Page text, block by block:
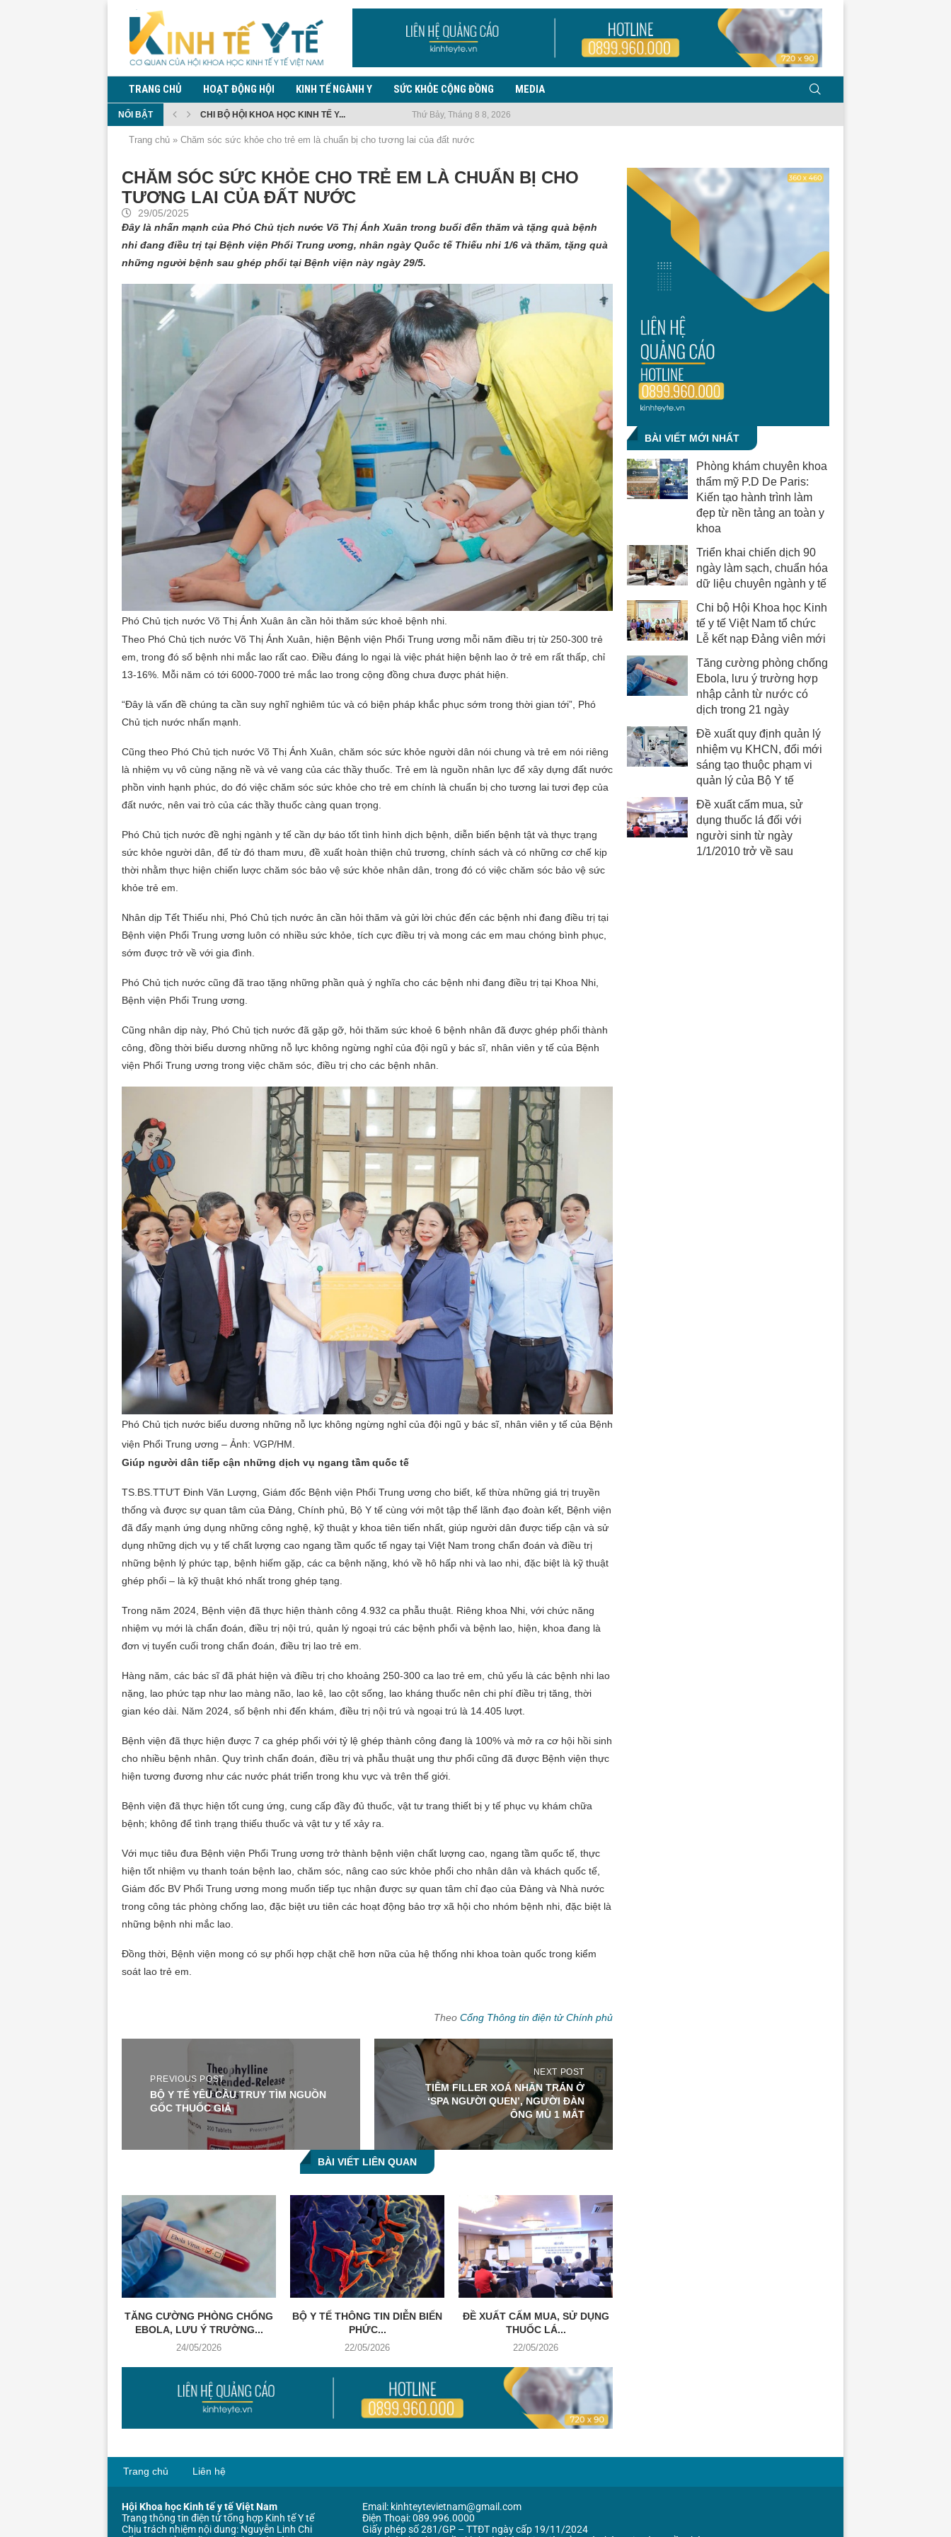
TRANG CHỦ HOẠT ĐỘNG HỘI KINH TẾ NGÀNH Y SỨC KHỎE CỘNG ĐỒNG MEDIA
NỔI BẬT CHI BỘ HỘI KHOA HỌC KINH TẾ Y...
TĂNG CƯỜNG PHÒNG CHỐNG EBOLA, LƯU Ý TRƯỜNG...
ĐỀ XUẤT QUY ĐỊNH QUẢN LÝ NHIỆM VỤ...
ĐỀ XUẤT CẤM MUA, SỬ DỤNG THUỐC LÁ...
BỘ Y TẾ THÔNG TIN DIỄN BIẾN PHỨC...
QUY ĐỊNH GIÁM SÁT TRONG PHÒNG, CHỐNG BỆNH...
KIỂM DỊCH Y TẾ ĐỐI VỚI NGƯỜI NHẬP...
PHÓ THỦ TƯỚNG PHẠM THỊ THANH TRÀ CHIA...
Thứ Bảy, Tháng 8 8, 2026
Trang chủ » Chăm sóc sức khỏe cho trẻ em là chuẩn bị cho tương lai của đất nước
CHĂM SÓC SỨC KHỎE CHO TRẺ EM LÀ CHUẨN BỊ CHO
TƯƠNG LAI CỦA ĐẤT NƯỚC
29/05/2025
Đây là nhấn mạnh của Phó Chủ tịch nước Võ Thị Ánh Xuân trong buổi đến thăm và tặng quà bệnh
nhi đang điều trị tại Bệnh viện Phổi Trung ương, nhân ngày Quốc tế Thiếu nhi 1/6 và thăm, tặng quà
những người bệnh sau ghép phổi tại Bệnh viện này ngày 29/5.
Phó Chủ tịch nước Võ Thị Ánh Xuân ân cần hỏi thăm sức khoẻ bệnh nhi.
Theo Phó Chủ tịch nước Võ Thị Ánh Xuân, hiện Bệnh viện Phổi Trung ương mỗi năm điều trị từ 250-300 trẻ
em, trong đó số bệnh nhi mắc lao rất cao. Điều đáng lo ngại là việc phát hiện bệnh lao ở trẻ em rất thấp, chỉ
13-16%. Mỗi năm có tới 6000-7000 trẻ mắc lao trong cộng đồng chưa được phát hiện.
“Đây là vấn đề chúng ta cần suy nghĩ nghiêm túc và có biện pháp khắc phục sớm trong thời gian tới”, Phó
Chủ tịch nước nhấn mạnh.
Cũng theo Phó Chủ tịch nước Võ Thị Ánh Xuân, chăm sóc sức khỏe người dân nói chung và trẻ em nói riêng
là nhiệm vụ vô cùng nặng nề và vẻ vang của các thầy thuốc. Trẻ em là nguồn nhân lực để xây dựng đất nước
phồn vinh hạnh phúc, do đó việc chăm sóc sức khỏe cho trẻ em chính là chuẩn bị cho tương lai tươi đẹp của
đất nước, nên vai trò của các thầy thuốc càng quan trọng.
Phó Chủ tịch nước đề nghị ngành y tế cần dự báo tốt tình hình dịch bệnh, diễn biến bệnh tật và thực trạng
sức khỏe người dân, để từ đó tham mưu, đề xuất hoàn thiện chủ trương, chính sách và có những cơ chế kịp
thời nhằm thực hiện chiến lược chăm sóc bảo vệ sức khỏe nhân dân, trong đó có việc chăm sóc bảo vệ sức
khỏe trẻ em.
Nhân dịp Tết Thiếu nhi, Phó Chủ tịch nước ân cần hỏi thăm và gửi lời chúc đến các bệnh nhi đang điều trị tại
Bệnh viện Phổi Trung ương luôn có nhiều sức khỏe, tích cực điều trị và mong các em mau chóng bình phục,
sớm được trở về với gia đình.
Phó Chủ tịch nước cũng đã trao tặng những phần quà ý nghĩa cho các bệnh nhi đang điều trị tại Khoa Nhi,
Bệnh viện Phổi Trung ương.
Cũng nhân dịp này, Phó Chủ tịch nước đã gặp gỡ, hỏi thăm sức khoẻ 6 bệnh nhân đã được ghép phổi thành
công, đồng thời biểu dương những nỗ lực không ngừng nghỉ của đội ngũ y bác sĩ, nhân viên y tế của Bệnh
viện Phổi Trung ương trong việc chăm sóc, điều trị cho các bệnh nhân.
Phó Chủ tịch nước biểu dương những nỗ lực không ngừng nghỉ của đội ngũ y bác sĩ, nhân viên y tế của Bệnh
viện Phổi Trung ương – Ảnh: VGP/HM.
Giúp người dân tiếp cận những dịch vụ ngang tầm quốc tế
TS.BS.TTƯT Đinh Văn Lượng, Giám đốc Bệnh viện Phổi Trung ương cho biết, kế thừa những giá trị truyền
thống và được sự quan tâm của Đảng, Chính phủ, Bộ Y tế cùng với một tập thể lãnh đạo đoàn kết, Bệnh viện
đã đẩy mạnh ứng dụng những công nghệ, kỹ thuật y khoa tiên tiến nhất, giúp người dân được tiếp cận và sử
dụng những dịch vụ y tế chất lượng cao ngang tầm quốc tế ngay tại Việt Nam trong chẩn đoán và điều trị
những bệnh lý phức tạp, bệnh hiếm gặp, các ca bệnh nặng, khó về hô hấp nhi và lao nhi, đặc biệt là kỹ thuật
ghép phổi – là kỹ thuật khó nhất trong ghép tạng.
Trong năm 2024, Bệnh viện đã thực hiện thành công 4.932 ca phẫu thuật. Riêng khoa Nhi, với chức năng
nhiệm vụ mới là chẩn đoán, điều trị nội trú, quản lý ngoại trú các bệnh phổi và bệnh lao, hiện, khoa đang là
đơn vị tuyến cuối trong chẩn đoán, điều trị lao trẻ em.
Hàng năm, các bác sĩ đã phát hiện và điều trị cho khoảng 250-300 ca lao trẻ em, chủ yếu là các bệnh nhi lao
nặng, lao phức tạp như lao màng não, lao kê, lao cột sống, lao kháng thuốc nên chi phí điều trị tăng, thời
gian kéo dài. Năm 2024, số bệnh nhi đến khám, điều trị nội trú và ngoại trú là 14.405 lượt.
Bệnh viện đã thực hiện được 7 ca ghép phổi với tỷ lệ ghép thành công đang là 100% và mở ra cơ hội hồi sinh
cho nhiều bệnh nhân. Quy trình chẩn đoán, điều trị và phẫu thuật ung thư phổi cũng đã được Bệnh viện thực
hiện tương đương như các nước phát triển trong khu vực và trên thế giới.
Bệnh viện đã thực hiện tốt cung ứng, cung cấp đầy đủ thuốc, vật tư trang thiết bị y tế phục vụ khám chữa
bệnh; không để tình trạng thiếu thuốc và vật tư y tế xảy ra.
Với mục tiêu đưa Bệnh viện Phổi Trung ương trở thành bệnh viện chất lượng cao, ngang tầm quốc tế, thực
hiện tốt nhiệm vụ thanh toán bệnh lao, chăm sóc, nâng cao sức khỏe phổi cho nhân dân và khách quốc tế,
Giám đốc BV Phổi Trung ương mong muốn tiếp tục nhận được sự quan tâm chỉ đạo của Đảng và Nhà nước
trong công tác phòng chống lao, đặc biệt ưu tiên các hoạt động bảo trợ xã hội cho nhóm bệnh nhi, đặc biệt là
những bệnh nhi mắc lao.
Đồng thời, Bệnh viện mong có sự phối hợp chặt chẽ hơn nữa của hệ thống nhi khoa toàn quốc trong kiểm
soát lao trẻ em.
Theo Cổng Thông tin điện tử Chính phủ
PREVIOUS POST
BỘ Y TẾ YÊU CẦU TRUY TÌM NGUỒN
GỐC THUỐC GIẢ
NEXT POST
TIÊM FILLER XOÁ NHĂN TRÁN Ở
‘SPA NGƯỜI QUEN’, NGƯỜI ĐÀN
ÔNG MÙ 1 MẮT
BÀI VIẾT LIÊN QUAN
TĂNG CƯỜNG PHÒNG CHỐNG
EBOLA, LƯU Ý TRƯỜNG...
24/05/2026
BỘ Y TẾ THÔNG TIN DIỄN BIẾN
PHỨC...
22/05/2026
ĐỀ XUẤT CẤM MUA, SỬ DỤNG
THUỐC LÁ...
22/05/2026
BÀI VIẾT MỚI NHẤT
Phòng khám chuyên khoa
thẩm mỹ P.D De Paris:
Kiến tạo hành trình làm
đẹp từ nền tảng an toàn y
khoa
Triển khai chiến dịch 90
ngày làm sạch, chuẩn hóa
dữ liệu chuyên ngành y tế
Chi bộ Hội Khoa học Kinh
tế y tế Việt Nam tổ chức
Lễ kết nạp Đảng viên mới
Tăng cường phòng chống
Ebola, lưu ý trường hợp
nhập cảnh từ nước có
dịch trong 21 ngày
Đề xuất quy định quản lý
nhiệm vụ KHCN, đổi mới
sáng tạo thuộc phạm vi
quản lý của Bộ Y tế
Đề xuất cấm mua, sử
dụng thuốc lá đối với
người sinh từ ngày
1/1/2010 trở về sau
Trang chủ Liên hệ
Hội Khoa học Kinh tế y tế Việt Nam
Trang thông tin điện tử tổng hợp Kinh tế Y tế
Chịu trách nhiệm nội dung: Nguyễn Linh Chi
Email: kinhteytevietnam@gmail.com
Điện Thoại: 089.996.0000
Giấy phép số 281/GP – TTĐT ngày cấp 19/11/2024